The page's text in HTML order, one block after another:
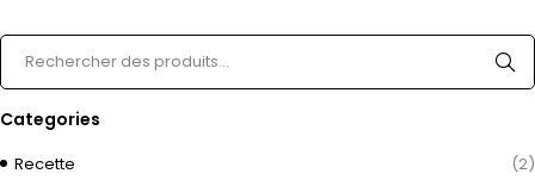
Categories
Recette (2)